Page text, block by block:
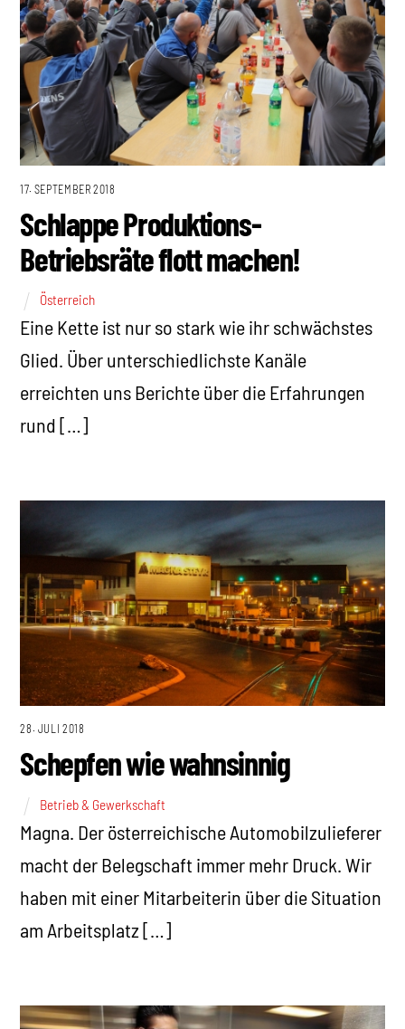
17. SEPTEMBER 2018
Schlappe Produktions-
Betriebsräte flott machen!
Österreich
Eine Kette ist nur so stark wie ihr schwächstes
Glied. Über unterschiedlichste Kanäle
erreichten uns Berichte über die Erfahrungen
rund […]
28. JULI 2018
Schepfen wie wahnsinnig
Betrieb & Gewerkschaft
Magna. Der österreichische Automobilzulieferer
macht der Belegschaft immer mehr Druck. Wir
haben mit einer Mitarbeiterin über die Situation
am Arbeitsplatz […]